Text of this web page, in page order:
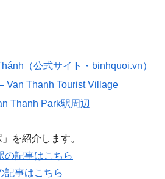
（公式サイト・binhquoi.vn）
Van Thanh Tourist Village
Thanh Park駅周辺
を紹介します。
の記事はこちら
記事はこちら